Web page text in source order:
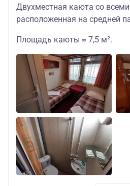
Двухместная каюта со
расположенная на средней
Площадь каюты ≈ 7,5 м².